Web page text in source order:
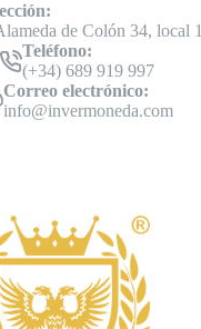
de Colón 34, local 1
Teléfono:
(+34) 689 919 997
Correo electrónico:
info@invermoneda.com